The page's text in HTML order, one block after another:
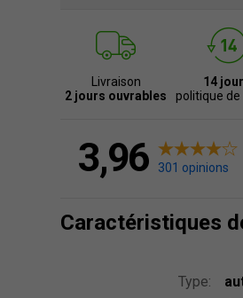
Livraison
2 jours ouvrables
14
politique
3,96 301 opinions
Caractéristiques
Type: